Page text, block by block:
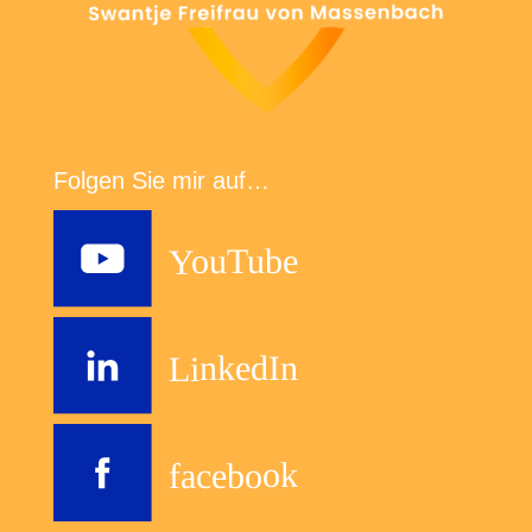
Folgen Sie mir auf…